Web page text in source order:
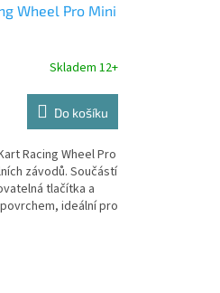
Wheel Pro Mini
Skladem 12+
Do košíku
Racing Wheel Pro
závodů. Součástí
tlačítka a
ideální pro